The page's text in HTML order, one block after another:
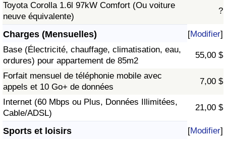
Toyota Corolla 1.6l 97kW Comfort (Ou voiture
neuve équivalente)
?
Charges (Mensuelles) [Modifier]
Base (Électricité, chauffage, climatisation, eau,
ordures) pour appartement de 85m2
55,00 $
Forfait mensuel de téléphonie mobile avec
appels et 10 Go+ de données
7,00 $
Internet (60 Mbps ou Plus, Données Illimitées,
Cable/ADSL)
21,00 $
Sports et loisirs [Modifier]